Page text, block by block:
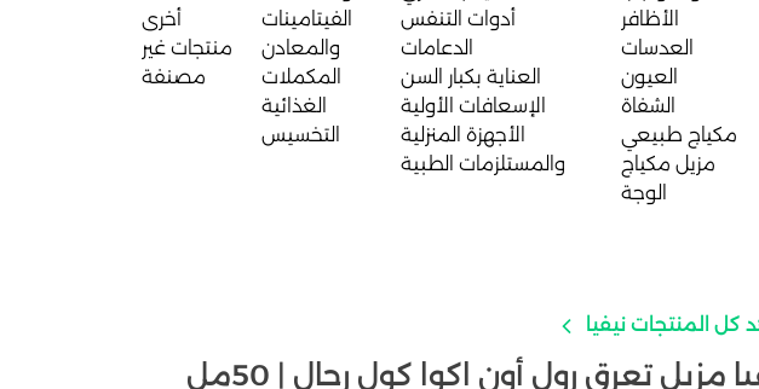
الأظافر
العدسات
العيون
الشفاة
مكياج طبيعي
مزيل مكياج
الوجة
أدوات التنفس
الدعامات
العناية بكبار السن
الإسعافات الأولية
الأجهزة المنزلية
والمستلزمات الطبية
الفيتامينات
والمعادن
المكملات
الغذائية
التخسيس
أخرى
منتجات غير
مصنفة
كل المنتجات نيفيا
مزيل تعرق رول أون اكوا كول رجال | 50مل